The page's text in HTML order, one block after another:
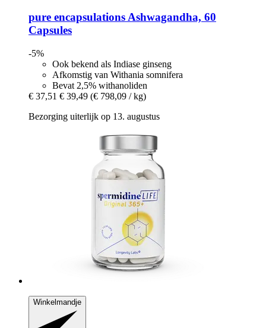
pure encapsulationsAshwagandha, 60
Capsules
-5%
Ook bekend als Indiase ginseng
Afkomstig van Withania somnifera
Bevat 2,5% withanoliden
€ 37,51 € 39,49 (€ 798,09 / kg)
Bezorging uiterlijk op 13. augustus
Winkelmandje